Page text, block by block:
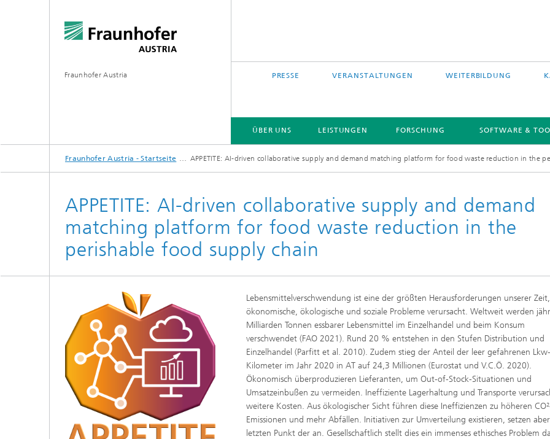
Fraunhofer Austria PRESSE VERANSTALTUNGEN WEITERBILDUNG
ÜBER UNS LEISTUNGEN FORSCHUNG SOFTWARE &
Fraunhofer Austria - Startseite APPETITE: AI-driven collaborative supply and demand matching platform for food waste reduction in the
APPETITE: AI-driven collaborative supply and demand
matching platform for food waste reduction in the
perishable food supply chain
Lebensmittelverschwendung ist eine der größten Herausforderungen unserer
ökonomische, ökologische und soziale Probleme verursacht. Weltweit werden
Milliarden Tonnen essbarer Lebensmittel im Einzelhandel und beim Konsum
verschwendet (FAO 2021). Rund 20 % entstehen in den Stufen Distribution und
Einzelhandel (Parfitt et al. 2010). Zudem stieg der Anteil der leer gefahrenen Lkw-
Kilometer im Jahr 2020 in AT auf 24,3 Millionen (Eurostat und V.C.Ö. 2020).
Ökonomisch überproduzieren Lieferanten, um Out-of-Stock-Situationen und
Umsatzeinbußen zu vermeiden. Ineffiziente Lagerhaltung und Transporte
weitere Kosten. Aus ökologischer Sicht führen diese Ineffizienzen zu höheren
Emissionen und mehr Abfällen. Initiativen zur Umverteilung existieren, setzen
letzten Punkt der an. Gesellschaftlich stellt dies ein immenses ethisches Problem